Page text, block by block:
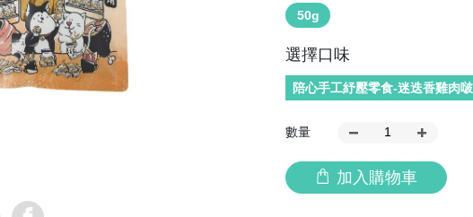
Facebook
50g
選擇口味
陪心手工紓壓零食-迷迭香雞肉
數量
加入購物車